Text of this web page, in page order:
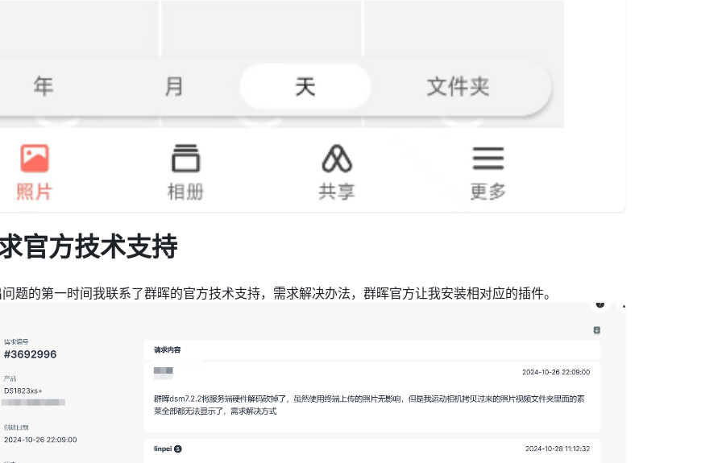
官方技术支持
问题的第一时间我联系了群晖的官方技术支持，需求解决办法，群晖官方让我安装相对应的插件。